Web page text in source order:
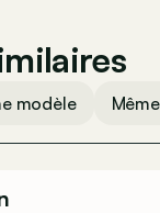
modèle